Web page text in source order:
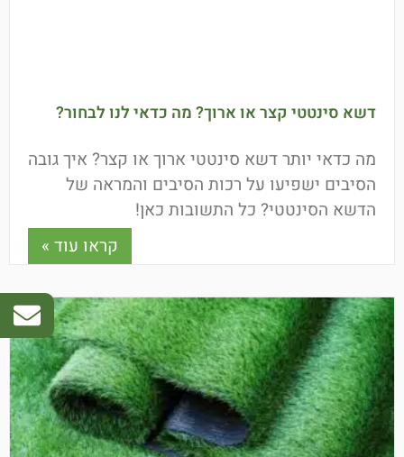
דשא סינטטי קצר או ארוך? מה כדאי לנו לבחור?
מה כדאי יותר דשא סינטטי ארוך או קצר? איך גובה
הסיבים ישפיעו על רכות הסיבים והמראה של
הדשא הסינטטי? כל התשובות כאן!
קראו עוד »